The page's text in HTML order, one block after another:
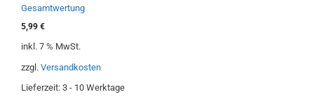
von 5
Gesamtwertung
5,99 €
inkl. 7 % MwSt.
zzgl. Versandkosten
Lieferzeit: 3 - 10 Werktage